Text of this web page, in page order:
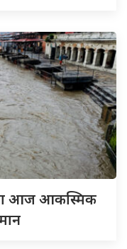
आज आकस्मिक